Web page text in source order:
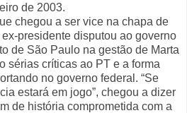
de 2003.
chegou a ser vice na chapa de
presidente disputou ao governo
de São Paulo na gestão de Marta
sérias críticas ao PT e a forma
no governo federal. “Se
estará em jogo”, chegou a dizer
de história comprometida com a